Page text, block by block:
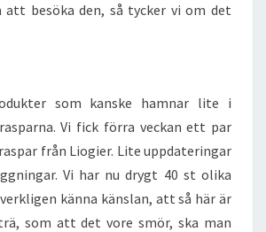
att besöka den, så tycker vi om det
som kanske hamnar lite i
Vi fick förra veckan ett par
från Liogier. Lite uppdateringar
Vi har nu drygt 40 st olika
känna känslan, att så här är
som att det vore smör, ska man